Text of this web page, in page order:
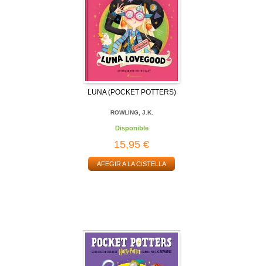
LUNA (POCKET POTTERS)
ROWLING, J.K.
Disponible
15,95 €
AFEGIR A LA CISTELLA